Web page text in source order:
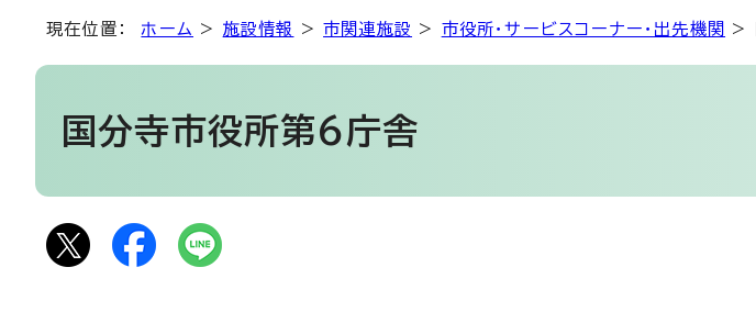
現在位置： ホーム > 施設情報 >市関連施設 > 市役所・サービスコーナー・出先機関 >
国分寺市役所第6庁舎